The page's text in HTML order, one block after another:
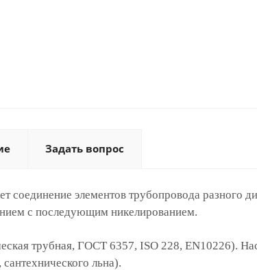
Задать вопрос
соединение элементов трубопровода разного
с последующим никелированием.
трубная, ГОСТ 6357, ISO 228, EN10226).
льна).